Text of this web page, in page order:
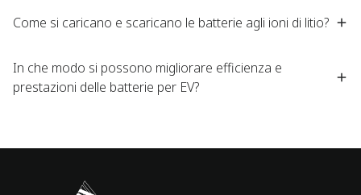
Come si caricano e scaricano le batterie agli ioni di litio?
In che modo si possono migliorare efficienza e
prestazioni delle batterie per EV?